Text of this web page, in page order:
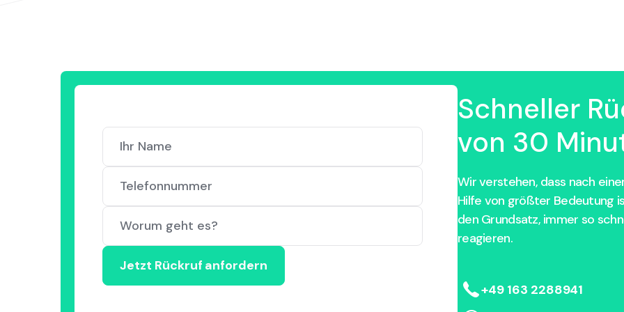
Schneller
von 30
Wir verstehen, dass nach
Hilfe von größter Bedeutung
den Grundsatz, immer so
reagieren.
+49 163 2288941